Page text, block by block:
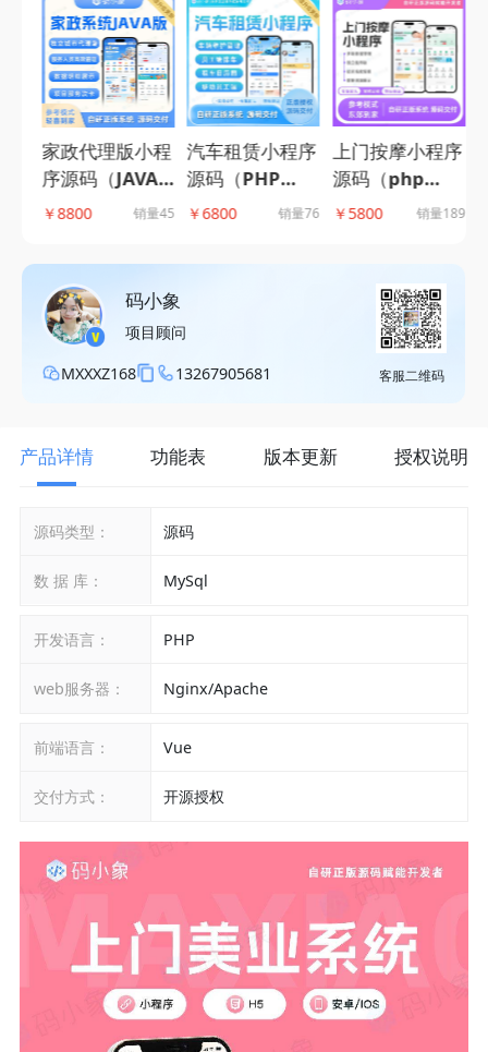
家政代理版小程
序源码（JAVA
版），支持城市
多模式设置-码
小象源码
￥8800 销量45
汽车租赁小程序
源码（PHP
版）,租车系
下属门店及车辆
￥6800 销量76
上门按摩小程序
源码（php
版），服务人员
单跟踪主流框架
打造-码小象源
￥5800 销量189
码小象
项目顾问
MXXXZ168
13267905681 客服二维码
产品详情 功能表 版本更新 授权说明
源码类型： 源码
数 据 库： MySql
开发语言： PHP
web服务器： Nginx/Apache
前端语言： Vue
交付方式： 开源授权